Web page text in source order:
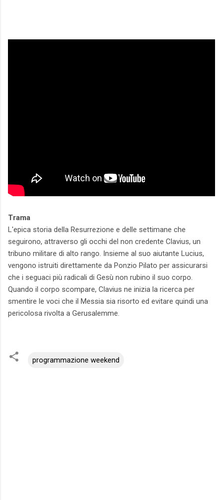
Trama
L'epica storia della Resurrezione e delle settimane che
seguirono, attraverso gli occhi del non credente Clavius, un
tribuno militare di alto rango. Insieme al suo aiutante Lucius,
vengono istruiti direttamente da Ponzio Pilato per assicurarsi
che i seguaci più radicali di Gesù non rubino il suo corpo.
Quando il corpo scompare, Clavius ne inizia la ricerca per
smentire le voci che il Messia sia risorto ed evitare quindi una
pericolosa rivolta a Gerusalemme.
programmazione weekend